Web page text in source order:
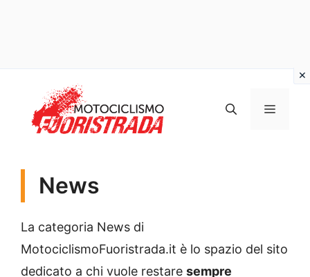
contenuto
MENU
News
La categoria News di
MotociclismoFuoristrada.it è lo spazio del sito
dedicato a chi vuole restare sempre